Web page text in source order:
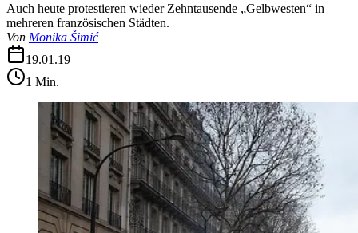
Auch heute protestieren wieder Zehntausende „Gelbwesten“ in
mehreren französischen Städten.
Von Monika Šimić
19.01.19
1 Min.